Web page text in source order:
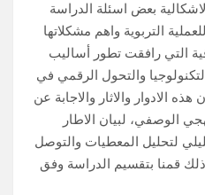
بعض اسئلة الدراسة
التربوية واهم مشكلاتها
التي رافقت تطور أساليب
والتحول الرقمي في
هذه الادوار والاثار والاجابة عن
الوصفي، لبيان الاطار
لتحليل المعطيات والتوصل
قمنا بتقسيم الدراسة وفق